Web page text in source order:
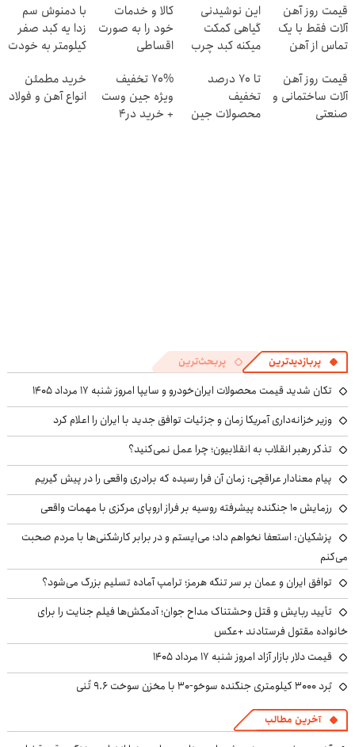
قیمت روز آهن
آلات فقط با یک
تماس از آهن
این نوشیدنی
گیاهی کمکت
میکنه کبد چرب
کالا و خدمات
خود را به صورت
اقساطی
با دمنوش سم
زدا یه کبد صفر
کیلومتر به خودت
قیمت روز آهن
آلات ساختمانی و
صنعتی
تا 70 درصد
تخفیف
محصولات جین
70% تخفیف
ویژه جین وست
+ خرید در4
خرید مطمئن
انواع آهن و فولاد
پربازدیدترین پربحث‌ترین
تکان شدید قیمت محصولات ایران‌خودرو و سایپا امروز شنبه ۱۷ مرداد ۱۴۰۵
وزیر خزانه‌داری آمریکا زمان و جزئیات توافق جدید با ایران را اعلام کرد
تذکر رهبر انقلاب به انقلابیون؛ چرا عمل نمی‌کنید؟
پیام معنادار عراقچی: زمان آن فرا رسیده که برادری واقعی را در پیش گیریم
رزمایش ۱۰ جنگنده پیشرفته روسیه بر فراز اروپای مرکزی با مهمات واقعی
پزشکیان: استعفا نخواهم داد؛ می‌ایستم و در برابر کارشکنی‌ها با مردم صحبت
می‌کنم
توافق ایران و عمان بر سر تنگه هرمز؛ ترامپ آماده تسلیم بزرگ می‌شود؟
تأیید ربایش و قتل وحشتناک مداح جوان؛ آدمکش‌ها فیلم جنایت را برای
خانواده مقتول فرستادند +عکس
قیمت دلار بازار آزاد امروز شنبه ۱۷ مرداد ۱۴۰۵
بُرد ۳۰۰۰ کیلومتری جنگنده سوخو-۳۰ با مخزن سوخت ۹.۶ تُنی
آخرین مطالب